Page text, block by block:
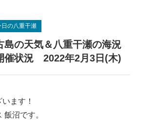
日の八重干瀬
島の天気＆八重干瀬の海況
催状況 2022年2月3日(木)
ます！
飯沼です。